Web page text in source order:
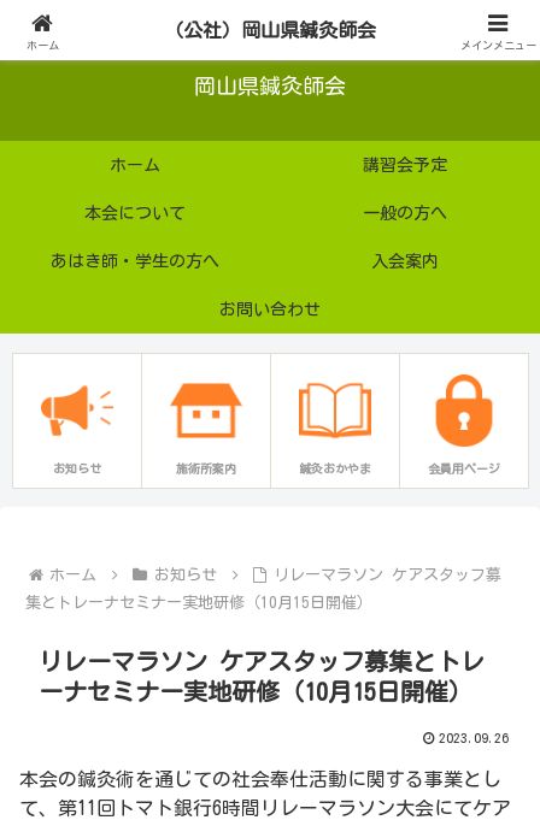
公益社団法人
岡山県鍼灸師会
ホーム 講習会予定
本会について 一般の方へ
あはき師・学生の方へ 入会案内
お問い合わせ
お知らせ 施術所案内 鍼灸おかやま 会員用ページ
ホーム お知らせ
リレーマラソン ケアスタッフ募
集とトレーナセミナー実地研修（10月15日開催）
リレーマラソン ケアスタッフ募集とトレ
ーナセミナー実地研修（10月15日開催）
2023.09.26
本会の鍼灸術を通じての社会奉仕活動に関する事業とし
て、第11回トマト銀行6時間リレーマラソン大会にてケア
ホーム
（公社）岡山県鍼灸師会
メインメニュー